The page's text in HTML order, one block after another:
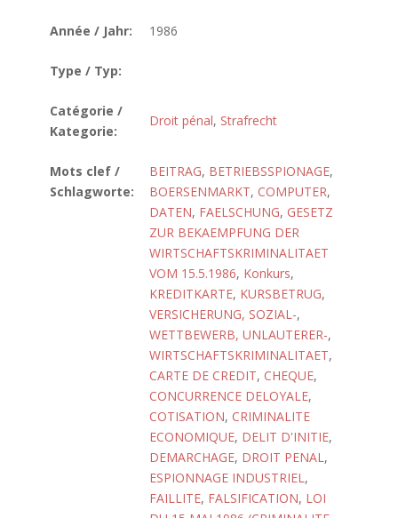
Année / Jahr: 1986
Type / Typ:
Catégorie /
Kategorie:
Droit pénal, Strafrecht
Mots clef /
Schlagworte:
BEITRAG, BETRIEBSSPIONAGE,
BOERSENMARKT, COMPUTER,
DATEN, FAELSCHUNG, GESETZ
ZUR BEKAEMPFUNG DER
WIRTSCHAFTSKRIMINALITAET
VOM 15.5.1986, Konkurs,
KREDITKARTE, KURSBETRUG,
VERSICHERUNG, SOZIAL-,
WETTBEWERB, UNLAUTERER-,
WIRTSCHAFTSKRIMINALITAET,
CARTE DE CREDIT, CHEQUE,
CONCURRENCE DELOYALE,
COTISATION, CRIMINALITE
ECONOMIQUE, DELIT D'INITIE,
DEMARCHAGE, DROIT PENAL,
ESPIONNAGE INDUSTRIEL,
FAILLITE, FALSIFICATION, LOI